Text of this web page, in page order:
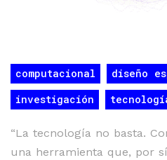
computacional diseño
investigación
“La tecnología no basta.
una herramienta que, por